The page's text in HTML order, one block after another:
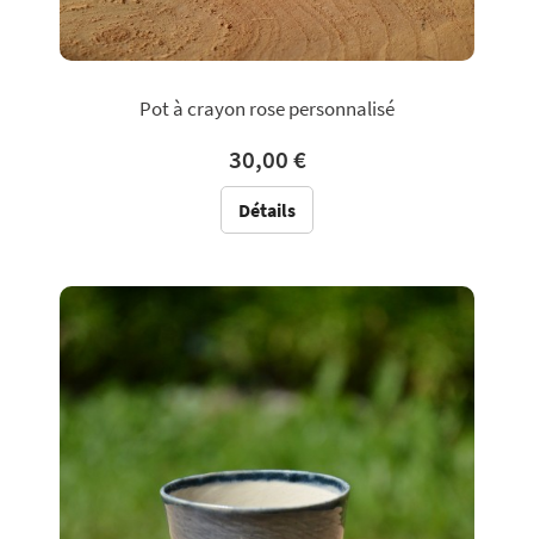
Pot à crayon rose personnalisé
30,00 €
Détails